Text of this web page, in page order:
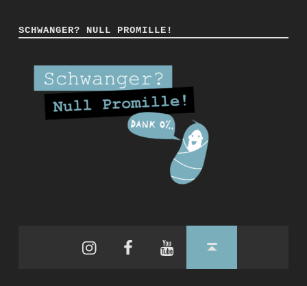
SCHWANGER? NULL PROMILLE!
FacebookYouTubeBack to top ↑